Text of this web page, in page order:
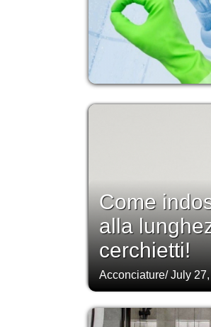
Come
alla
cerchietti!
Acconciature/July